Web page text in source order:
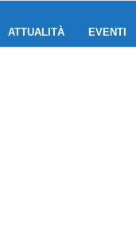
ATTUALITÀ EVENTI